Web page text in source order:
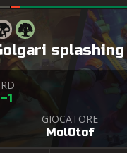
splashing
GIOCATORE
Mol0tof